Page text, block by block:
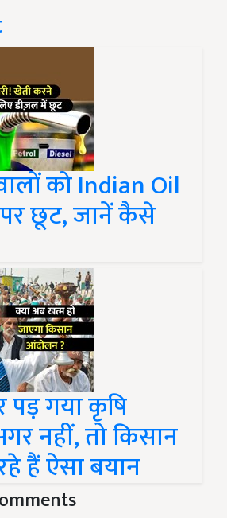
को Indian Oil
छूट, जानें कैसे
पड़ गया कृषि
नहीं, तो किसान
हैं ऐसा बयान